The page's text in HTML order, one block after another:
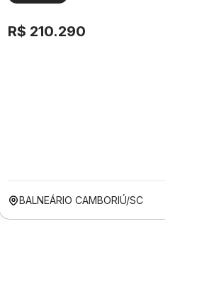
R$ 210.290
BALNEÁRIO CAMBORIÚ/SC